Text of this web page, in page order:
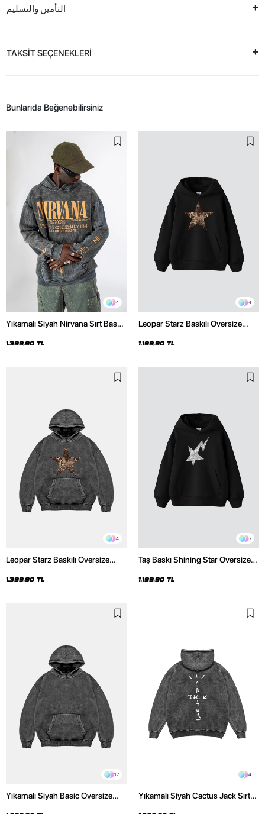
التأمين والتسليم
TAKSİT SEÇENEKLERİ
Bunlarıda Beğenebilirsiniz
4
Yıkamalı Siyah Nirvana Sırt Baskılı
1.399,90 TL
4
Leopar Starz Baskılı Oversize
1.199,90 TL
4
Leopar Starz Baskılı Oversize
Hoodie
1.399,90 TL
7
Taş Baskı Shining Star Oversize
1.199,90 TL
17
Yıkamalı Siyah Basic Oversize
4
Yıkamalı Siyah Cactus Jack Sırt